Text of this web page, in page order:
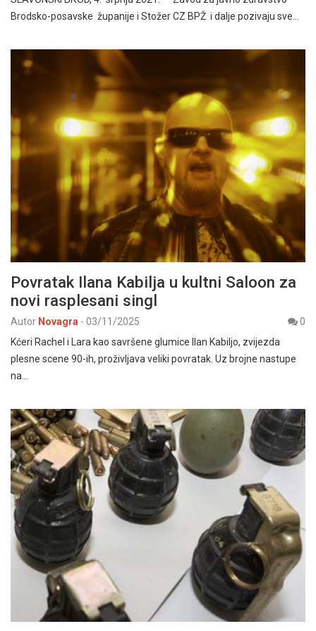
Brodsko-posavske županije i Stožer CZ BPŽ i dalje pozivaju sve…
Povratak Ilana Kabilja u kultni Saloon za
novi rasplesani singl
Autor Novagra - 03/11/2025
0
Kćeri Rachel i Lara kao savršene glumice Ilan Kabiljo, zvijezda
plesne scene 90-ih, proživljava veliki povratak. Uz brojne nastupe
na…